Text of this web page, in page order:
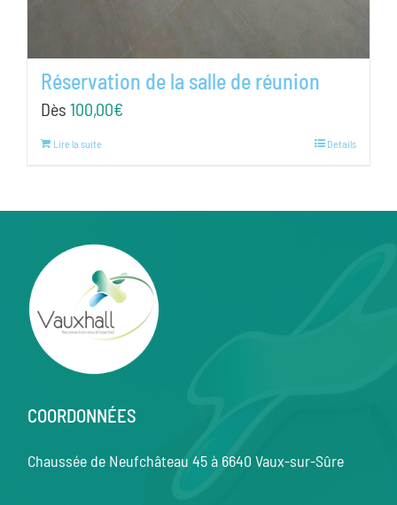
Réservation de la salle de réunion
Dès 100,00€
Lire la suite Details
COORDONNÉES
Chaussée de Neufchâteau 45 à 6640 Vaux-sur-Sûre